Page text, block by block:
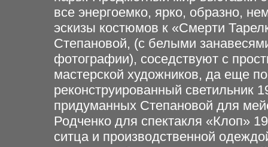
все энергоемко, ярко, образно,
эскизы костюмов к «Смерти
Степановой, (с белыми
фотографии), соседствуют с
мастерской художников, да еще
реконструированный светильник
придуманных Степановой для
Родченко для спектакля «Клоп»
ситца и производственной